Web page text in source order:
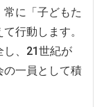
に「子どもた
行動します。
し、21世紀が
の一員として積